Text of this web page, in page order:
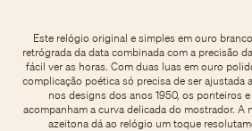
Este relógio original e simples em ouro
retrógrada da data combinada com a precisão
fácil ver as horas. Com duas luas em ouro
complicação poética só precisa de ser ajustada
nos designs dos anos 1950, os ponteiros
acompanham a curva delicada do mostrador. A
azeitona dá ao relógio um toque